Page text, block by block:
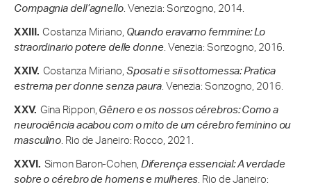
Compagnia dell’agnello. Venezia: Sonzogno, 2014.
Costanza Miriano, Quando eravamo femmine: Lo
straordinario potere delle donne. Venezia: Sonzogno, 2016.
Costanza Miriano, Sposati e sii sottomessa: Pratica
estrema per donne senza paura. Venezia: Sonzogno, 2016.
Gina Rippon, Gênero e os nossos cérebros: Como a
neurociência acabou com o mito de um cérebro feminino ou
masculino. Rio de Janeiro: Rocco, 2021.
Simon Baron-Cohen, Diferença essencial: A verdade
sobre o cérebro de homens e mulheres. Rio de Janeiro: